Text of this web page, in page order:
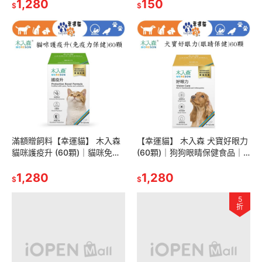
物保健
$1,280 $150
滿額贈飼料【幸運貓】 木入森
貓咪護疫升 (60顆)｜貓咪免疫
紅素｜適合老貓 挑食貓
$1,280
【幸運貓】 木入森 犬寶好眼力
(60顆)｜狗狗眼睛保健食品｜
力 寵物葉黃素
$1,280
5
折